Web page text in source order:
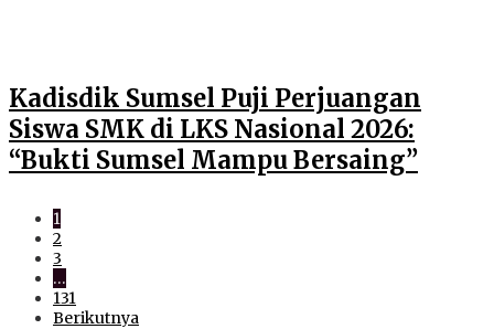
Kadisdik Sumsel Puji Perjuangan
Siswa SMK di LKS Nasional 2026:
“Bukti Sumsel Mampu Bersaing”
1
2
3
…
131
Berikutnya